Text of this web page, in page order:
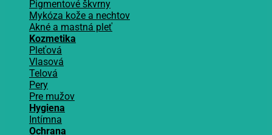
Pigmentové škvrny
Mykóza kože a nechtov
Akné a mastná pleť
Kozmetika
Pleťová
Vlasová
Telová
Pery
Pre mužov
Hygiena
Intímna
Ochrana